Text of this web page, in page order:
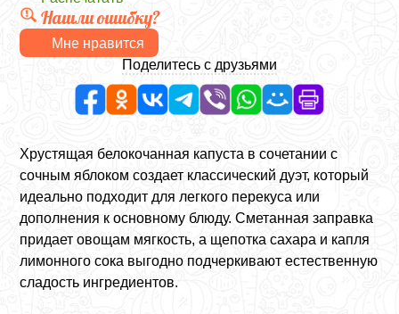
Нашли ошибку?
Мне нравится
Поделитесь с друзьями
Хрустящая белокочанная капуста в сочетании с
сочным яблоком создает классический дуэт, который
идеально подходит для легкого перекуса или
дополнения к основному блюду. Сметанная заправка
придает овощам мягкость, а щепотка сахара и капля
лимонного сока выгодно подчеркивают естественную
сладость ингредиентов.